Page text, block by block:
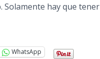
Solamente hay que tener
WhatsApp